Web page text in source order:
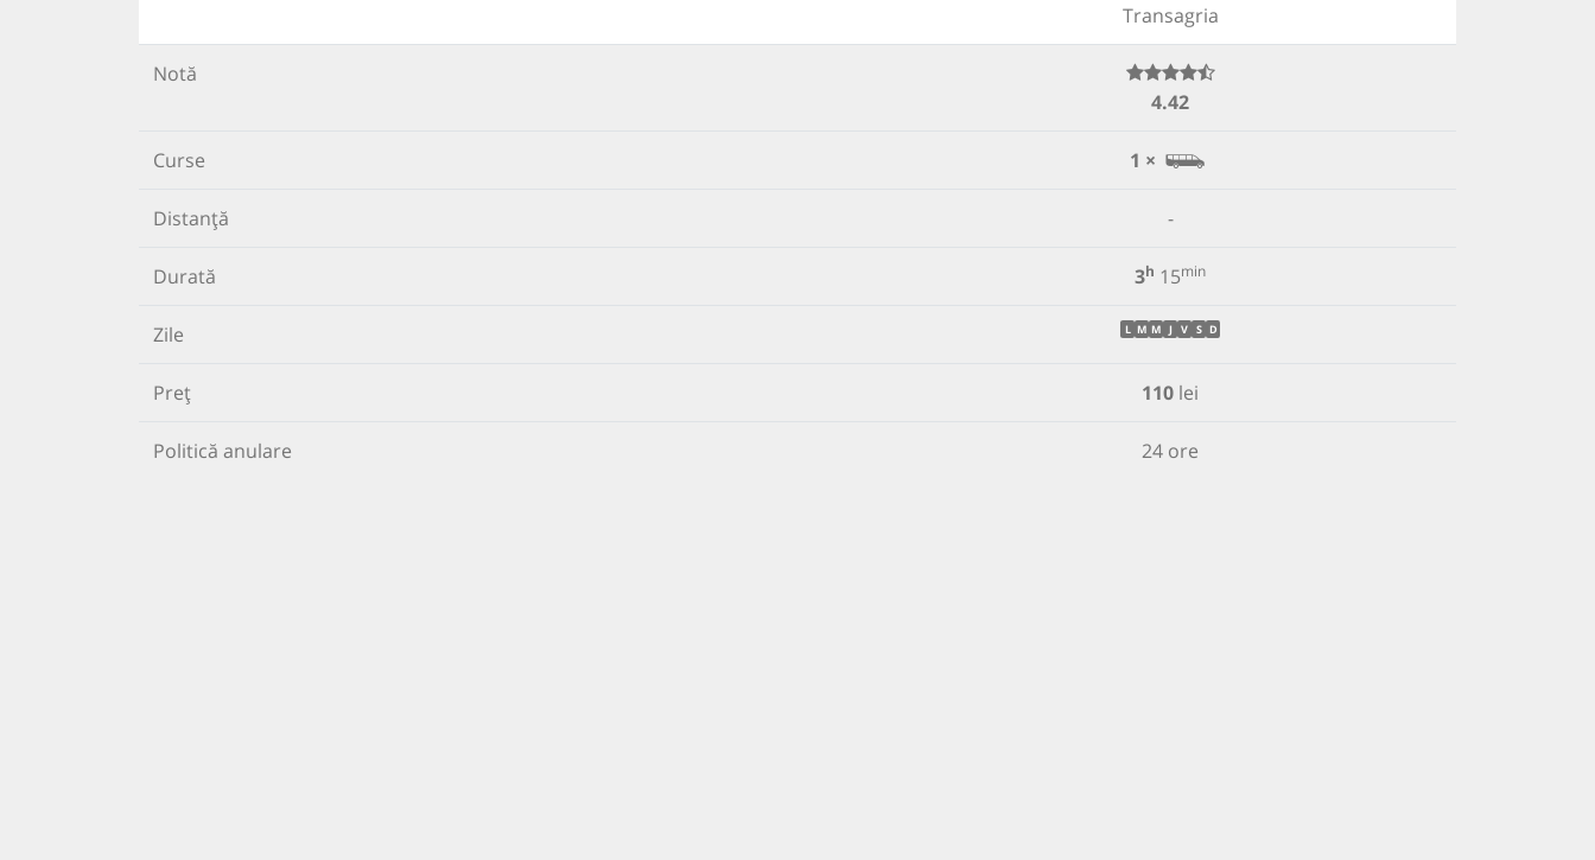
Transagria
Notă
4.42
Curse 1 ×
Distanță -
Durată 3h 15min
Zile L M M J V S D
Preț 110 lei
Politică anulare 24 ore